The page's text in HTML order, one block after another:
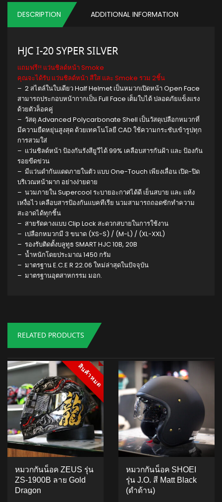
DESCRIPTION ADDITIONAL INFORMATION
HJC I-20 SYPER SILVER
แถมฟรี!! แว่นชิลด์หน้า Smoke
คุณจะได้รับ แว่นชิลด์หน้า สีใส และ Smoke รวม 2ชิ้น
– 2 สไตล์ในใบเดียว Half Helmet เป็นหมวกเปิดหน้า Open Face
สามารถประกอบหน้ากากเป็น Full Face เต็มใบได้ ปลอดภัยแข็งแรง
ด้วยตัวล็อคคู่
– วัสดุ Advanced Polycarbonate Shell เป็นวัสดุเปลือกหมวกที่
มีความยืดหยุ่นสูงสุด ด้วยเทคโนโลยี CAD ใช้ความกระชับเข้ารูปทุก
การสวมใส่
– แว่นชิลด์หน้า ป้องกันรังสียูวีได้ 99% เคลือบสารกันฝ้า และ ป้องกัน
รอยขีดข่วน
– มีแว่นดำกันแดดภายในตัว แบบ One-Touch เพียงเลื่อน เปิด-ปิด
บริเวณหน้าผาก อย่างง่ายดาย
– นวมภายใน Supercool ระบายอะกาศได้ดี เย็นสบาย และ แห้ง
เหงื่อไว เคลือบสารป้องกันแบคทีเรีย นวมสามารถถอดซักทำความ
สะอาดได้ทุกชิ้น
– สายรัดคางแบบ Clip Lock สะดวกสบายในการใช้งาน
– เปลือกหมวกมี 3 ขนาด (XS-S) / (M-L) / (XL-XXL)
– รองรับติดตั้งบลูทูธ SMART HJC 10B, 20B
– น้ำหนักโดยประมาณ 1450 กรัม
– มาตรฐาน E.C.E R 22.06 ใหม่ล่าสุดในปัจจุบัน
– มาตรฐานอุตสาหกรรม มอก.
RELATED PRODUCTS
สินค้าหมด
สินค้าหมด
หมวกกันน็อค ZEUS รุ่น
ZS-1900B ลาย Gold
Dragon
หมวกกันน็อค SHOEI
รุ่น J.O. สี Matt Black
(ดำด้าน)